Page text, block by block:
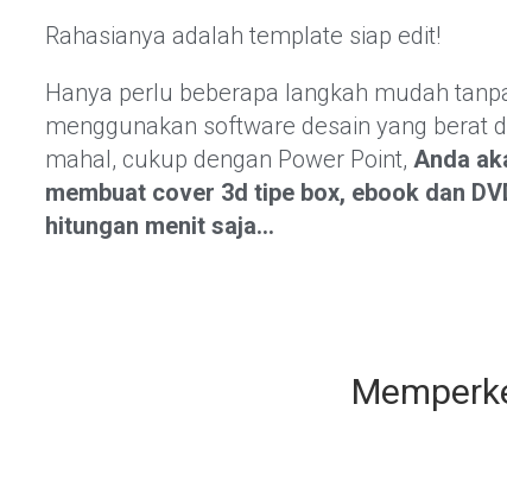
Rahasianya adalah template siap edit!
Hanya perlu beberapa langkah mudah
menggunakan software desain yang berat
mahal, cukup dengan Power Point, Anda
membuat cover 3d tipe box, ebook dan
hitungan menit saja…